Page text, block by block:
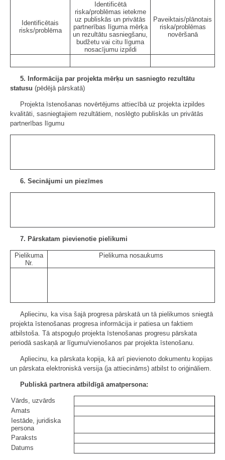
Identificētais
risks/problēma
Identificētā
riska/problēmas ietekme
uz publiskās un privātās
partnerības līguma mērķa
un rezultātu sasniegšanu,
budžetu vai citu līguma
nosacījumu izpildi
Paveiktais/plānotais
riska/problēmas
novēršanā
5. Informācija par projekta mērķu un sasniegto rezultātu
statusu (pēdējā pārskatā)
Projekta īstenošanas novērtējums attiecībā uz projekta izpildes
kvalitāti, sasniegtajiem rezultātiem, noslēgto publiskās un privātās
partnerības līgumu
6. Secinājumi un piezīmes
7. Pārskatam pievienotie pielikumi
Pielikuma
Nr.
Pielikuma nosaukums
Apliecinu, ka visa šajā progresa pārskatā un tā pielikumos sniegtā
projekta īstenošanas progresa informācija ir patiesa un faktiem
atbilstoša. Tā atspoguļo projekta īstenošanas progresu pārskata
periodā saskaņā ar līgumu/vienošanos par projekta īstenošanu.
Apliecinu, ka pārskata kopija, kā arī pievienoto dokumentu kopijas
un pārskata elektroniskā versija (ja attiecināms) atbilst to oriģināliem.
Publiskā partnera atbildīgā amatpersona:
Vārds, uzvārds
Amats
Iestāde, juridiska
persona
Paraksts
Datums